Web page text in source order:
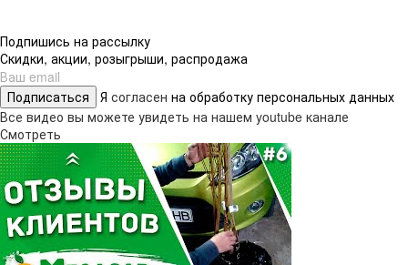
Подпишись на рассылку
Скидки, акции, розыгрыши, распродажа
Подписаться Я согласен на обработку персональных данных
Все видео вы можете увидеть на нашем youtube канале
Смотреть